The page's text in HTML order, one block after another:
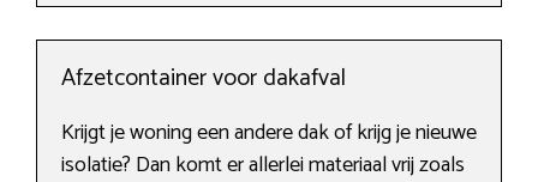
Afzetcontainer voor dakafval
Krijgt je woning een andere dak of krijg je nieuwe
isolatie? Dan komt er allerlei materiaal vrij zoals